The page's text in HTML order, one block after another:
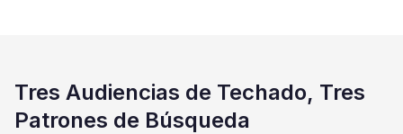
Tres Audiencias de Techado, Tres
Patrones de Búsqueda